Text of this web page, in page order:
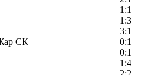
1:1
1:3
3:1
СК
0:1
0:1
1:4